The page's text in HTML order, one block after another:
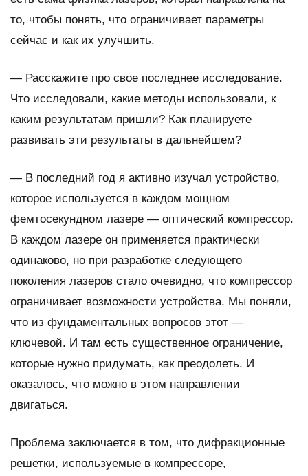
то, чтобы понять, что ограничивает параметры
сейчас и как их улучшить.
— Расскажите про свое последнее исследование.
Что исследовали, какие методы использовали, к
каким результатам пришли? Как планируете
развивать эти результаты в дальнейшем?
— В последний год я активно изучал устройство,
которое используется в каждом мощном
фемтосекундном лазере — оптический компрессор.
В каждом лазере он применяется практически
одинаково, но при разработке следующего
поколения лазеров стало очевидно, что компрессор
ограничивает возможности устройства. Мы поняли,
что из фундаментальных вопросов этот —
ключевой. И там есть существенное ограничение,
которые нужно придумать, как преодолеть. И
оказалось, что можно в этом направлении
двигаться.
Проблема заключается в том, что дифракционные
решетки, используемые в компрессоре,